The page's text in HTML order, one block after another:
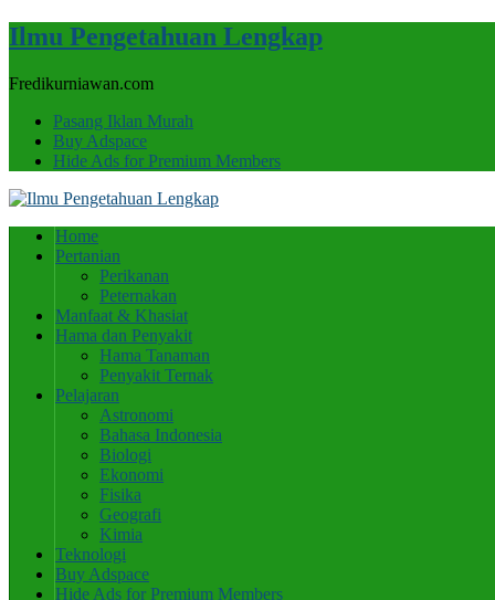
Ilmu Pengetahuan Lengkap
Fredikurniawan.com
Pasang Iklan Murah
Buy Adspace
Hide Ads for Premium Members
Home
Pertanian
Perikanan
Peternakan
Manfaat & Khasiat
Hama dan Penyakit
Hama Tanaman
Penyakit Ternak
Pelajaran
Astronomi
Bahasa Indonesia
Biologi
Ekonomi
Fisika
Geografi
Kimia
Teknologi
Buy Adspace
Hide Ads for Premium Members